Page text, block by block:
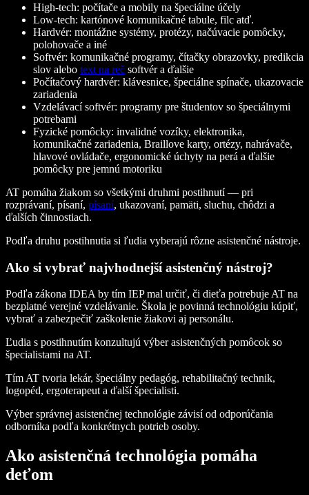
High-tech: počítače a mobily na špeciálne účely
Low-tech: kartónové komunikačné tabule, filc atď.
Hardvér: montážne systémy, protézy, načúvacie pomôcky,
polohovače a iné
Softvér: komunikačné programy, čítačky obrazovky, predikcia
slov alebo text na reč softvér a ďalšie
Počítačový hardvér: klávesnice, špeciálne spínače, ukazovacie
zariadenia
Vzdelávací softvér: programy pre študentov so špeciálnymi
potrebami
Fyzické pomôcky: invalidné vozíky, elektronika,
komunikačné zariadenia, Braillove karty, ortézy, nahrávače,
hlavové ovládače, ergonomické úchyty na perá a ďalšie
pomôcky pre jemnú motoriku
AT pomáha žiakom so všetkými druhmi postihnutí — pri
rozprávaní, písaní, písaní, ukazovaní, pamäti, sluchu, chôdzi a
ďalších činnostiach.
Podľa druhu postihnutia si ľudia vyberajú rôzne asistenčné nástroje.
Ako si vybrať najvhodnejší asistenčný nástroj?
Podľa zákona IDEA by tím IEP mal určiť, či dieťa potrebuje AT na
bezplatné verejné vzdelávanie. Škola je povinná technológiu kúpiť,
vybrať a zabezpečiť zaškolenie žiakovi aj personálu.
Ľudia s postihnutím konzultujú výber asistenčných pomôcok so
špecialistami na AT.
Tím AT tvoria lekár, špeciálny pedagóg, rehabilitačný technik,
logopéd, ergoterapeut a ďalší špecialisti.
Výber správnej asistenčnej technológie závisí od odporúčania
odborníka podľa konkrétnych potrieb osoby.
Ako asistenčná technológia pomáha
deťom